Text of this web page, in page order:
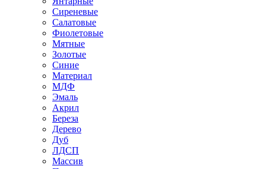
Сиреневые
Салатовые
Фиолетовые
Мятные
Золотые
Синие
Материал
МДФ
Эмаль
Акрил
Береза
Дерево
Дуб
ЛДСП
Массив